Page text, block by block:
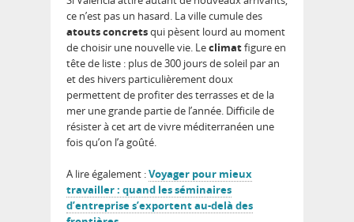
ce n’est pas un hasard. La ville cumule des
atouts concretsqui pèsent lourd au moment
de choisir une nouvelle vie. Leclimatfigure en
tête de liste : plus de 300 jours de soleil par an
et des hivers particulièrement doux
permettent de profiter des terrasses et de la
mer une grande partie de l’année. Difficile de
résister à cet art de vivre méditerranéen une
fois qu’on l’a goûté.
A lire également :Voyager pour mieux
travailler : quand les séminaires
d’entreprise s’exportent au-delà des